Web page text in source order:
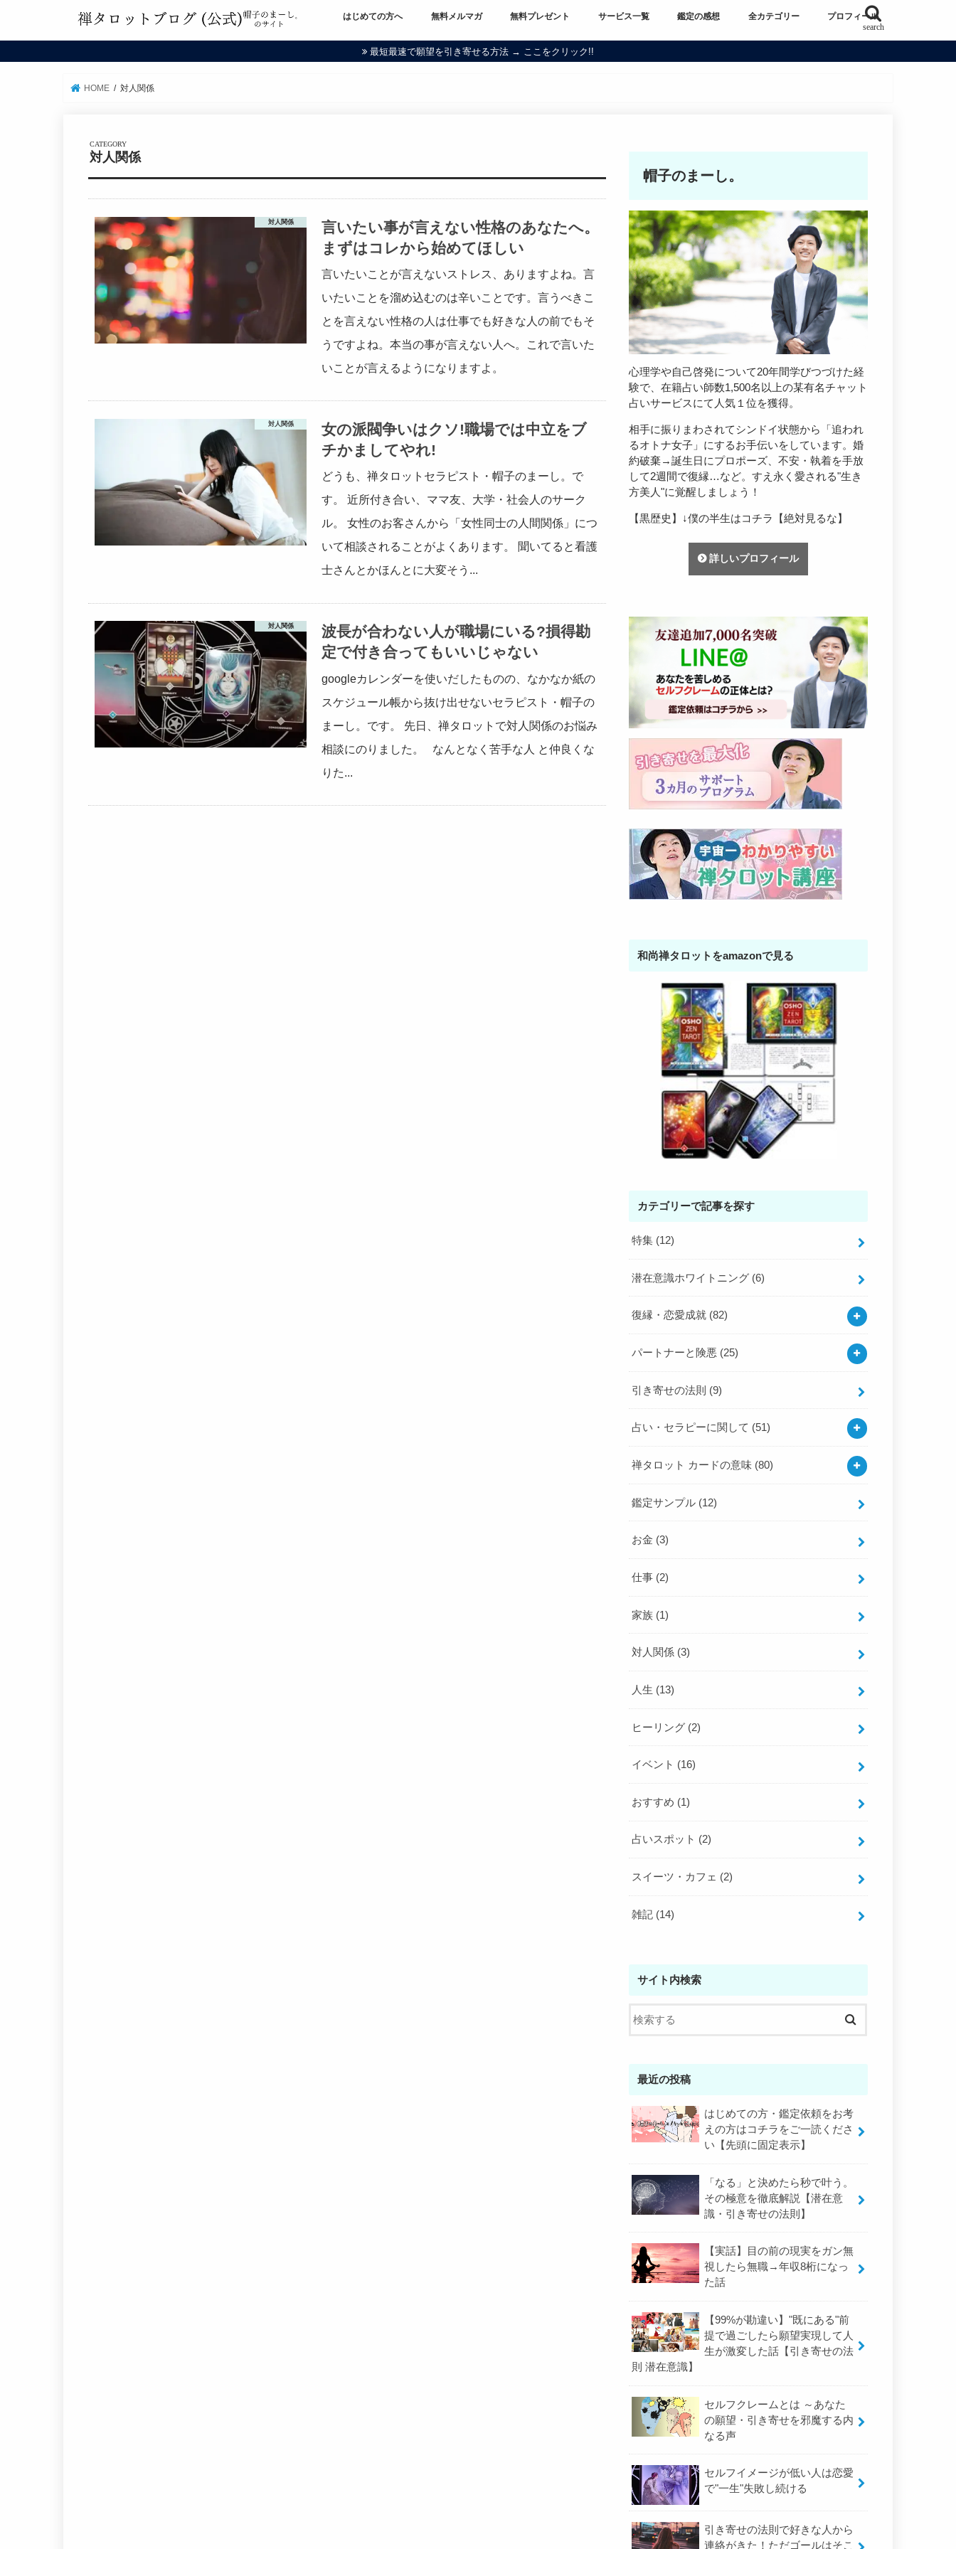
search
はじめての方へ 無料メルマガ 無料プレゼント サービス一覧 鑑定の感想 全カテゴリー プロフィール
最短最速で願望を引き寄せる方法 → ここをクリック!!
HOME 対人関係
対人関係
対人関係
言いたい事が言えない性格のあなたへ。
まずはコレから始めてほしい
言いたいことが言えないストレス、ありますよね。言
いたいことを溜め込むのは辛いことです。言うべきこ
とを言えない性格の人は仕事でも好きな人の前でもそ
うですよね。本当の事が言えない人へ。これで言いた
いことが言えるようになりますよ。
対人関係
女の派閥争いはクソ!職場では中立をブ
チかましてやれ!
どうも、禅タロットセラピスト・帽子のまーし。で
す。 近所付き合い、ママ友、大学・社会人のサーク
ル。 女性のお客さんから「女性同士の人間関係」につ
いて相談されることがよくあります。 聞いてると看護
士さんとかほんとに大変そう...
対人関係
波長が合わない人が職場にいる?損得勘
定で付き合ってもいいじゃない
googleカレンダーを使いだしたものの、なかなか紙の
スケジュール帳から抜け出せないセラピスト・帽子の
まーし。です。 先日、禅タロットで対人関係のお悩み
相談にのりました。 なんとなく苦手な人 と仲良くな
りた...
帽子のまーし。
心理学や自己啓発について20年間学びつづけた経
験で、在籍占い師数1,500名以上の某有名チャット
占いサービスにて人気１位を獲得。
相手に振りまわされてシンドイ状態から「追われ
るオトナ女子」にするお手伝いをしています。婚
約破棄→誕生日にプロポーズ、不安・執着を手放
して2週間で復縁…など。すえ永く愛される"生き
方美人"に覚醒しましょう！
【黒歴史】↓僕の半生はコチラ【絶対見るな】
詳しいプロフィール
和尚禅タロットをamazonで見る
カテゴリーで記事を探す
特集 (12)
潜在意識ホワイトニング (6)
復縁・恋愛成就 (82)
パートナーと険悪 (25)
引き寄せの法則 (9)
占い・セラピーに関して (51)
禅タロット カードの意味 (80)
鑑定サンプル (12)
お金 (3)
仕事 (2)
家族 (1)
対人関係 (3)
人生 (13)
ヒーリング (2)
イベント (16)
おすすめ (1)
占いスポット (2)
スイーツ・カフェ (2)
雑記 (14)
サイト内検索
最近の投稿
はじめての方・鑑定依頼をお考
えの方はコチラをご一読くださ
い【先頭に固定表示】
「なる」と決めたら秒で叶う。
その極意を徹底解説【潜在意
識・引き寄せの法則】
【実話】目の前の現実をガン無
視したら無職→年収8桁になっ
た話
【99%が勘違い】"既にある"前
提で過ごしたら願望実現して人
生が激変した話【引き寄せの法
則 潜在意識】
セルフクレームとは ～あなた
の願望・引き寄せを邪魔する内
なる声
セルフイメージが低い人は恋愛
で"一生"失敗し続ける
引き寄せの法則で好きな人から
連絡がきた！ただゴールはそこ